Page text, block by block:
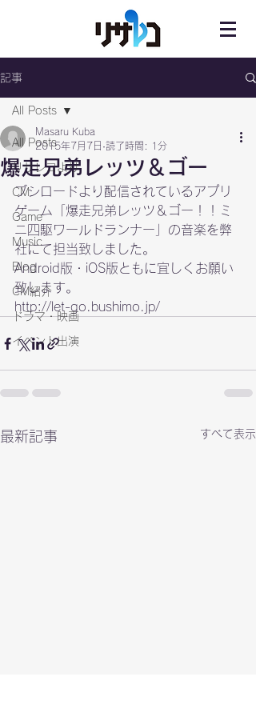
記事
All Posts
リサレコより
CM
Game
Music
Blog
CM紹介
ドラマ・映画
イベント出演
All Posts
爆走兄弟レッツ＆ゴー
Masaru Kuba
2015年7月7日 読了時間: 1分
ブシロードより配信されているアプリ
ゲーム「爆走兄弟レッツ＆ゴー！！ミ
ニ四駆ワールドランナー」の音楽を弊
社にて担当致しました。
Android版・iOS版ともに宜しくお願い
致します。
http://let-go.bushimo.jp/
最新記事 すべて表示